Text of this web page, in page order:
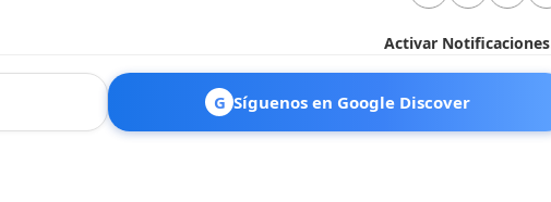
Activar Notificaciones
G Síguenos en Google Discover